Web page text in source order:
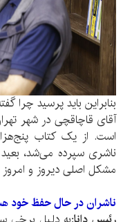
بنابراین باید پرسید
است. از یک کتاب
مشکل اصلی دیروز و
ناشران در حال حفظ خود